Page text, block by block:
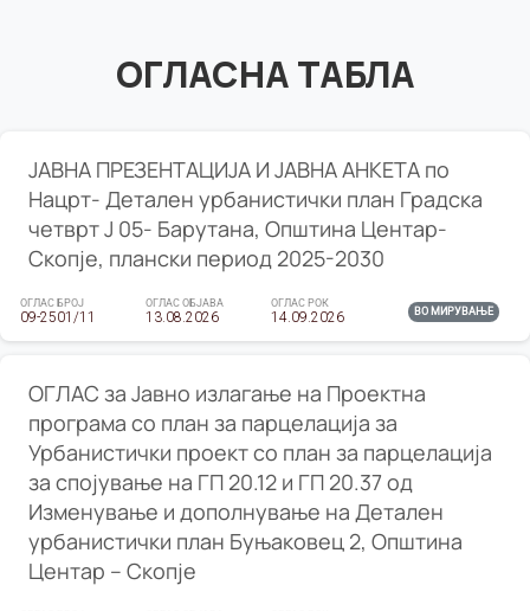
ОГЛАСНА ТАБЛА
ЈАВНА ПРЕЗЕНТАЦИЈА И ЈАВНА АНКЕТА по
Нацрт- Детален урбанистички план Градска
четврт Ј 05- Барутана, Општина Центар-
Скопје, плански период 2025-2030
ОГЛАС БРОЈ
09-2501/11
ОГЛАС ОБЈАВА
13.08.2026
ОГЛАС РОК
14.09.2026 ВО МИРУВАЊЕ
ОГЛАС за Јавно излагање на Проектна
програма со план за парцелација за
Урбанистички проект со план за парцелација
за спојување на ГП 20.12 и ГП 20.37 од
Изменување и дополнување на Детален
урбанистички план Буњаковец 2, Општина
Центар – Скопје